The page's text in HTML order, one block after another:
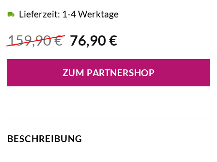
159,90€ Ursprünglicher
war:
159,90 €
76,90 €Aktueller
ist:
76,90 €.
Lieferzeit: 1-4 Werktage
ZUM PARTNERSHOP
BESCHREIBUNG